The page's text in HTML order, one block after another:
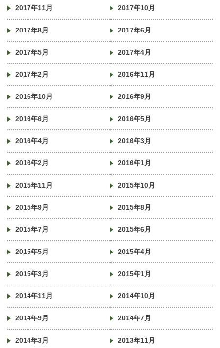
2017年11月 2017年10月
2017年8月 2017年6月
2017年5月 2017年4月
2017年2月 2016年11月
2016年10月 2016年9月
2016年6月 2016年5月
2016年4月 2016年3月
2016年2月 2016年1月
2015年11月 2015年10月
2015年9月 2015年8月
2015年7月 2015年6月
2015年5月 2015年4月
2015年3月 2015年1月
2014年11月 2014年10月
2014年9月 2014年7月
2014年3月 2013年11月